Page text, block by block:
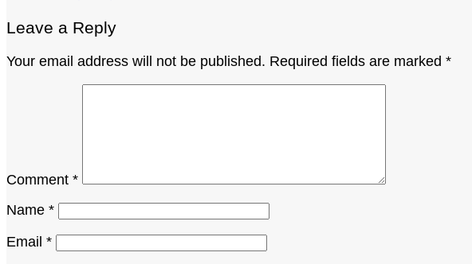
Leave a Reply
Your email address will not be published. Required fields are marked *
Comment *
Name *
Email *